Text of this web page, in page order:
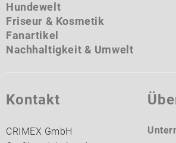
Hundewelt
Friseur & Kosmetik
Fanartikel
Nachhaltigkeit & Umwelt
Kontakt
CRIMEX GmbH